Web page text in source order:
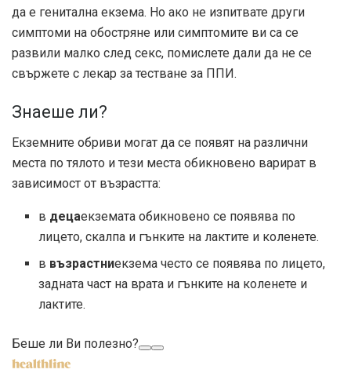
да е генитална екзема. Но ако не изпитвате други
симптоми на обостряне или симптомите ви са се
развили малко след секс, помислете дали да не се
свържете с лекар за тестване за ППИ.
Знаеше ли?
Екземните обриви могат да се появят на различни
места по тялото и тези места обикновено варират в
зависимост от възрастта:
в децаекземата обикновено се появява по
лицето, скалпа и гънките на лактите и коленете.
в възрастниекзема често се появява по лицето,
задната част на врата и гънките на коленете и
лактите.
Беше ли Ви полезно?